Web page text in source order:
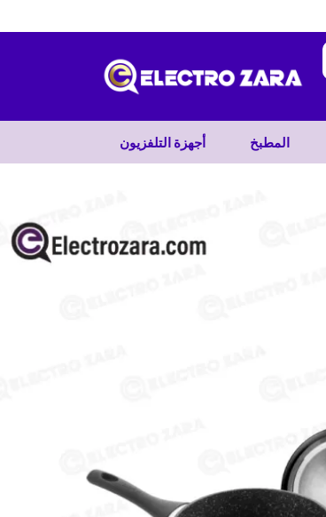
إلى
أجهزة التلفزيون المطبخ